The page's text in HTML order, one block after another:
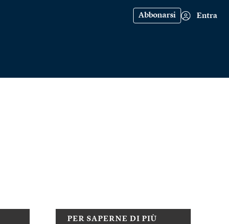
Abbonarsi Entra
PER SAPERNE DI PIÙ